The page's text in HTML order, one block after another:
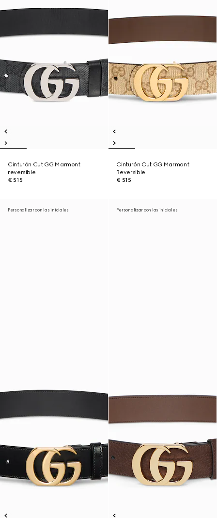
Cinturón Cut GG Marmont
reversible
€ 515
Cinturón Cut GG Marmont
Reversible
€ 515
Personalizar con las iniciales Personalizar con las iniciales